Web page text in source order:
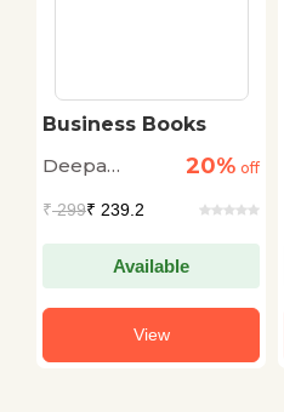
Business Books
Deepa
20% off
₹299₹ 239.2
Available
View